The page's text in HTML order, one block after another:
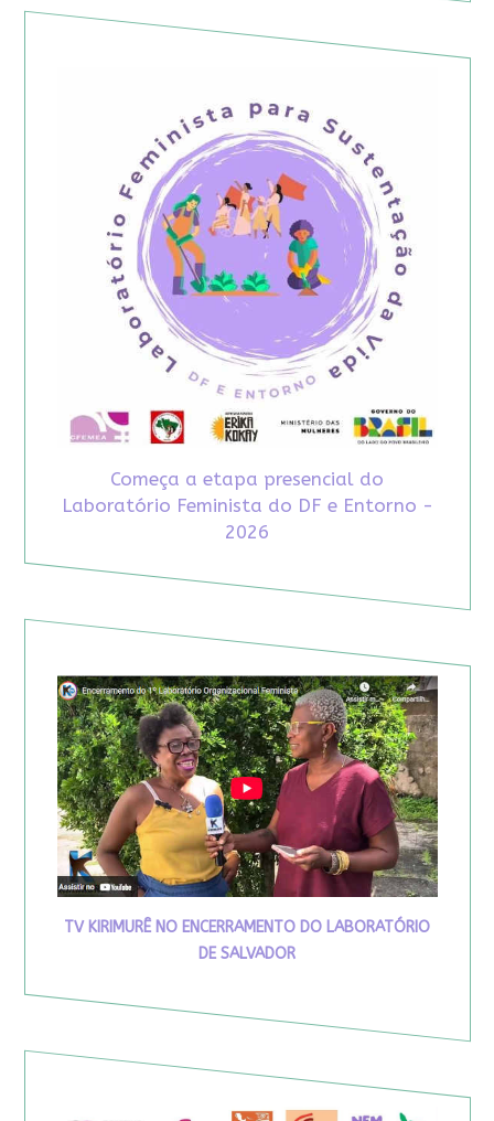
Começa a etapa presencial do
Laboratório Feminista do DF e Entorno -
2026
TV KIRIMURÊ NO ENCERRAMENTO DO LABORATÓRIO
DE SALVADOR